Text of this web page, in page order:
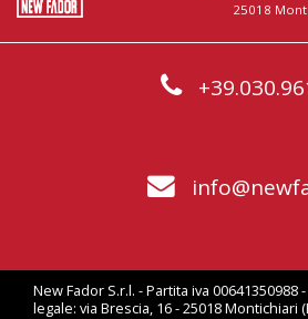
25018
New Fador S.r.l. - Partita iva 00641350988
legale: via Brescia, 16 - 25018 Montichiari